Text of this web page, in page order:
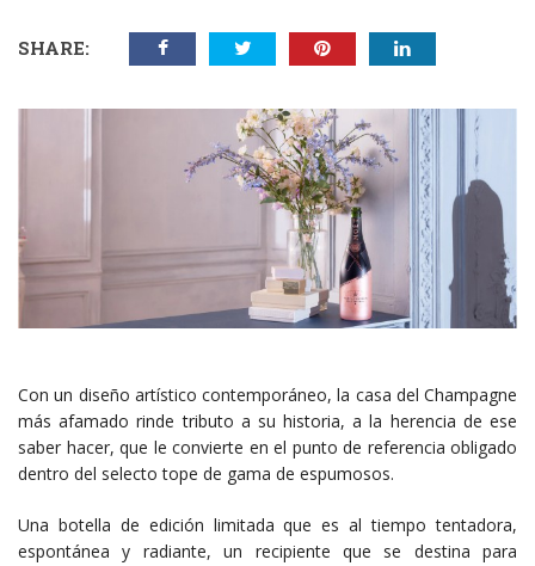
SHARE:
Con un diseño artístico contemporáneo, la casa del Champagne
más afamado rinde tributo a su historia, a la herencia de ese
saber hacer, que le convierte en el punto de referencia obligado
dentro del selecto tope de gama de espumosos.
Una botella de edición limitada que es al tiempo tentadora,
espontánea y radiante, un recipiente que se destina para